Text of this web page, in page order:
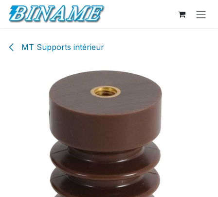
Se rendre au contenu
MT Supports intérieur